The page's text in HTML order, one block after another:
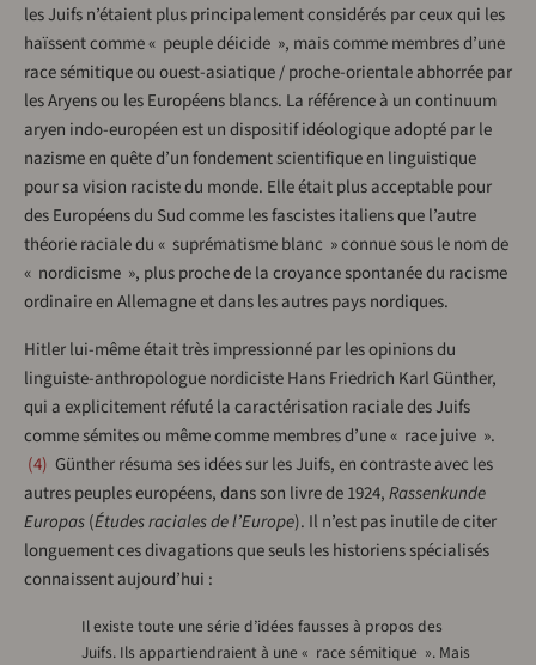
les Juifs n’étaient plus principalement considérés par ceux qui les
haïssent comme « peuple déicide », mais comme membres d’une
race sémitique ou ouest-asiatique / proche-orientale abhorrée par
les Aryens ou les Européens blancs. La référence à un continuum
aryen indo-européen est un dispositif idéologique adopté par le
nazisme en quête d’un fondement scientifique en linguistique
pour sa vision raciste du monde. Elle était plus acceptable pour
des Européens du Sud comme les fascistes italiens que l’autre
théorie raciale du « suprématisme blanc » connue sous le nom de
« nordicisme », plus proche de la croyance spontanée du racisme
ordinaire en Allemagne et dans les autres pays nordiques.
Hitler lui-même était très impressionné par les opinions du
linguiste-anthropologue nordiciste Hans Friedrich Karl Günther,
qui a explicitement réfuté la caractérisation raciale des Juifs
comme sémites ou même comme membres d’une « race juive ».
4 Günther résuma ses idées sur les Juifs, en contraste avec les
autres peuples européens, dans son livre de 1924,Rassenkunde
Europas(Études raciales de l’Europe). Il n’est pas inutile de citer
longuement ces divagations que seuls les historiens spécialisés
connaissent aujourd’hui :
Il existe toute une série d’idées fausses à propos des
Juifs. Ils appartiendraient à une « race sémitique ». Mais